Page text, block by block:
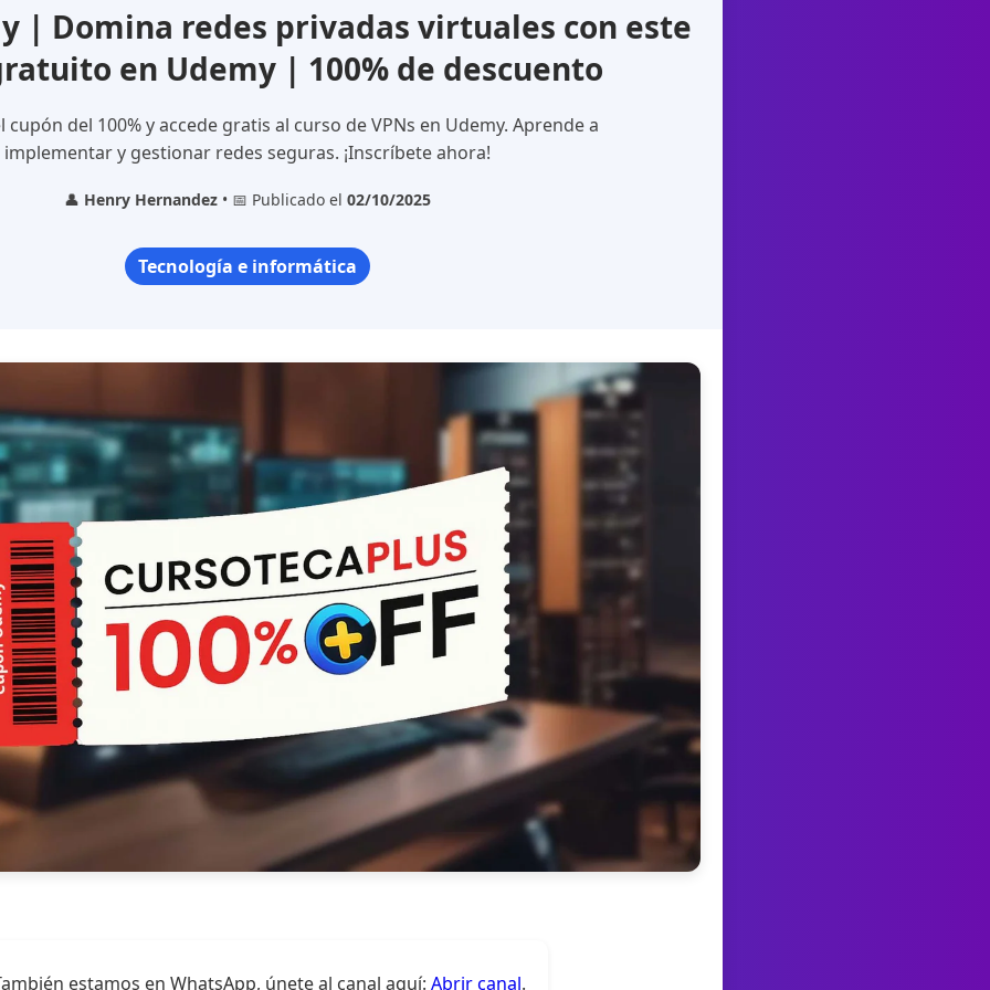
| Domina redes privadas virtuales con este
en Udemy | 100% de descuento
cupón del 100% y accede gratis al curso de VPNs en Udemy. Aprende a
implementar y gestionar redes seguras. ¡Inscríbete ahora!
👤 Henry Hernandez • 📅 Publicado el 02/10/2025
Tecnología e informática
estamos en WhatsApp, únete al canal aquí: Abrir canal.